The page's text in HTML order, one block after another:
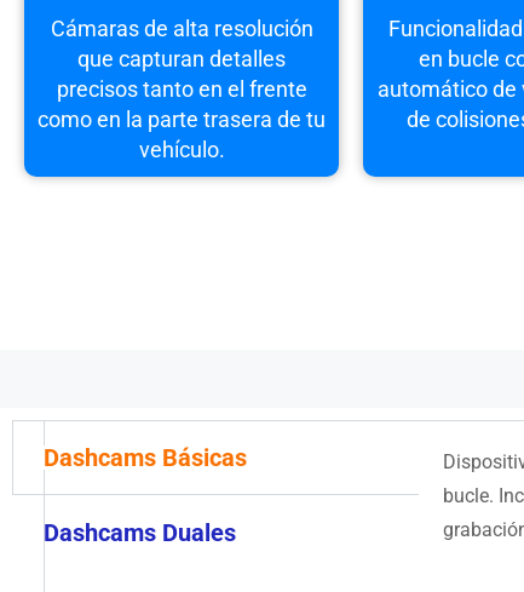
Cámaras de alta resolución
que capturan detalles
precisos tanto en el frente
como en la parte trasera de tu
vehículo.
en bucle
automático de
de
Dashcams Básicas
Dashcams Duales
bucle.